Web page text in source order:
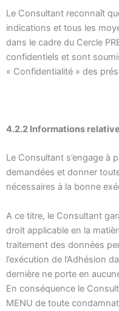
Le Consultant reconnaît
indications et tous les
dans le cadre du Cercle
confidentiels et sont
« Confidentialité » des
4.2.2 Informations
Le Consultant s’engage à
demandées et donner
nécessaires à la bonne
A ce titre, le Consultant
droit applicable en la
traitement des données
l’exécution de l’Adhésion
dernière ne porte en
En conséquence le
MENU de toute